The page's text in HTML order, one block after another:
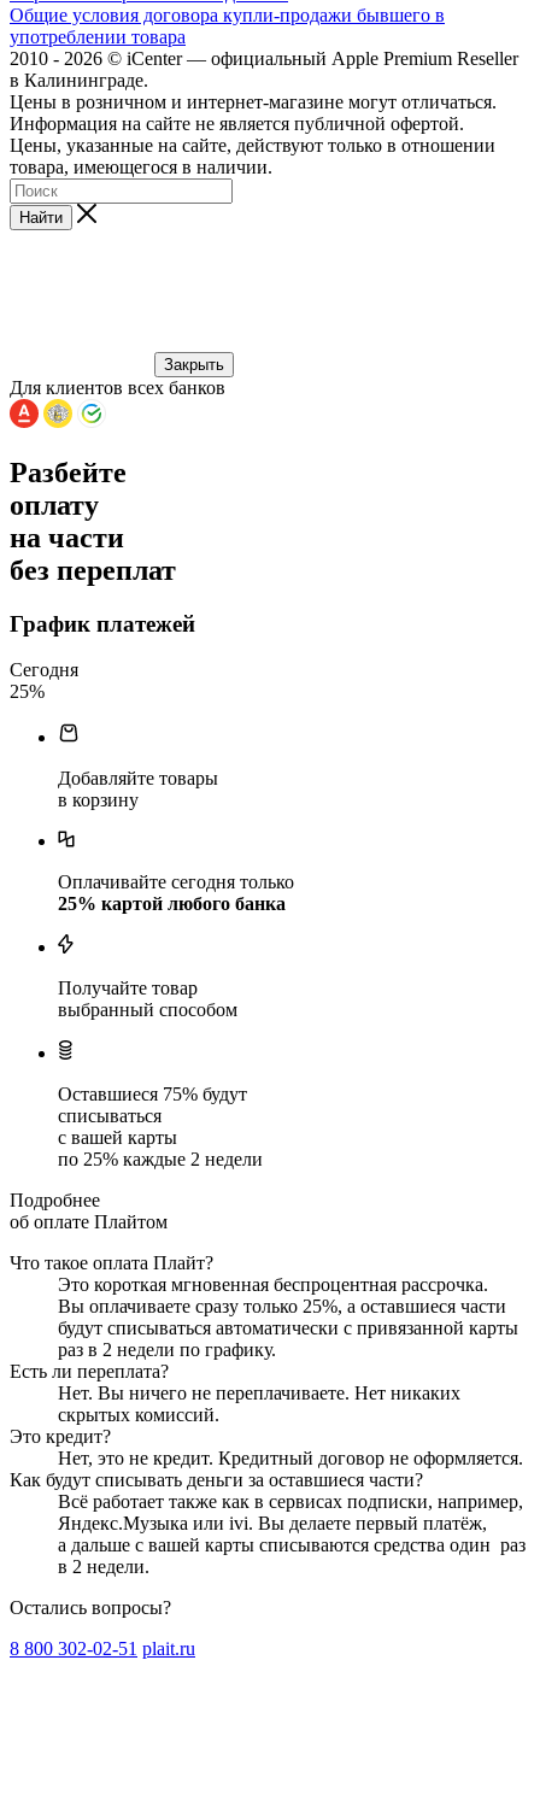
Общие условия договора купли-продажи бывшего в
употреблении товара
2010 - 2026 © iCenter — официальный Apple Premium Reseller
в Калининграде.
Цены в розничном и интернет-магазине могут отличаться.
Информация на сайте не является публичной офертой.
Цены, указанные на сайте, действуют только в отношении
товара, имеющегося в наличии.
Найти
Закрыть
Для клиентов всех банков
Разбейте
оплату
на части
без переплат
График платежей
Сегодня
25%
Добавляйте товары
в корзину
Оплачивайте сегодня только
25% картой любого банка
Получайте товар
выбранный способом
Оставшиеся 75% будут
списываться
с вашей карты
по 25% каждые 2 недели
Подробнее
об оплате Плайтом
Что такое оплата Плайт?
Это короткая мгновенная беспроцентная рассрочка.
Вы оплачиваете сразу только 25%, а оставшиеся части
будут списываться автоматически с привязанной карты
раз в 2 недели по графику.
Есть ли переплата?
Нет. Вы ничего не переплачиваете. Нет никаких
скрытых комиссий.
Это кредит?
Нет, это не кредит. Кредитный договор не оформляется.
Как будут списывать деньги за оставшиеся части?
Всё работает также как в сервисах подписки, например,
Яндекс.Музыка или ivi. Вы делаете первый платёж,
а дальше с вашей карты списываются средства один раз
в 2 недели.
Остались вопросы?
8 800 302-02-51 plait.ru